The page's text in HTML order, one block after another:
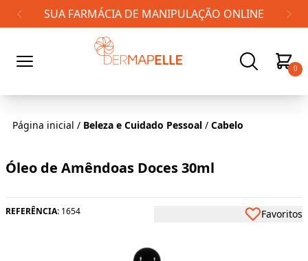
FRETE GRÁTIS PARA TODO BRASIL!
0
Página inicial / Beleza e Cuidado Pessoal / Cabelo
Óleo de Amêndoas Doces 30ml
REFERÊNCIA: 1654 Favoritos